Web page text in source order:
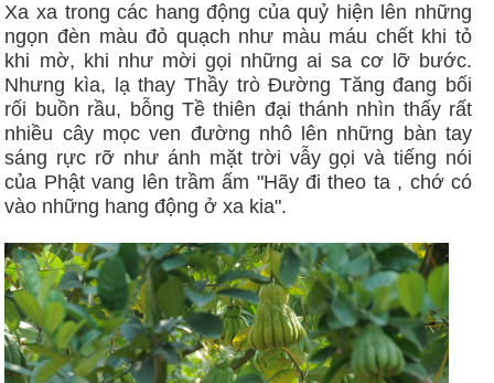
Xa xa trong các hang động của quỷ hiện lên những
ngọn đèn màu đỏ quạch như màu máu chết khi tỏ
khi mờ, khi như mời gọi những ai sa cơ lỡ bước.
Nhưng kìa, lạ thay Thầy trò Đường Tăng đang bối
rối buồn rầu, bỗng Tề thiên đại thánh nhìn thấy rất
nhiều cây mọc ven đường nhô lên những bàn tay
sáng rực rỡ như ánh mặt trời vẫy gọi và tiếng nói
của Phật vang lên trầm ấm "Hãy đi theo ta , chớ có
vào những hang động ở xa kia".